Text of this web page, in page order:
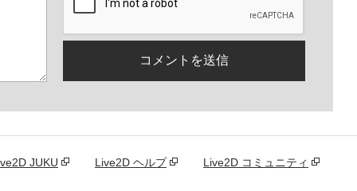
JUKU Live2D ヘルプ Live2D コミュニティ